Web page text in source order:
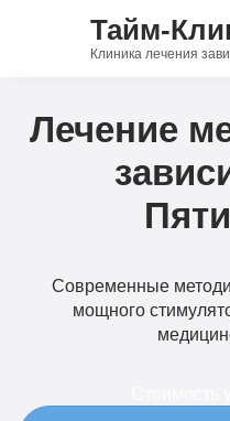
Тайм-
Клиника лечения
Лечение
Современные
мощного